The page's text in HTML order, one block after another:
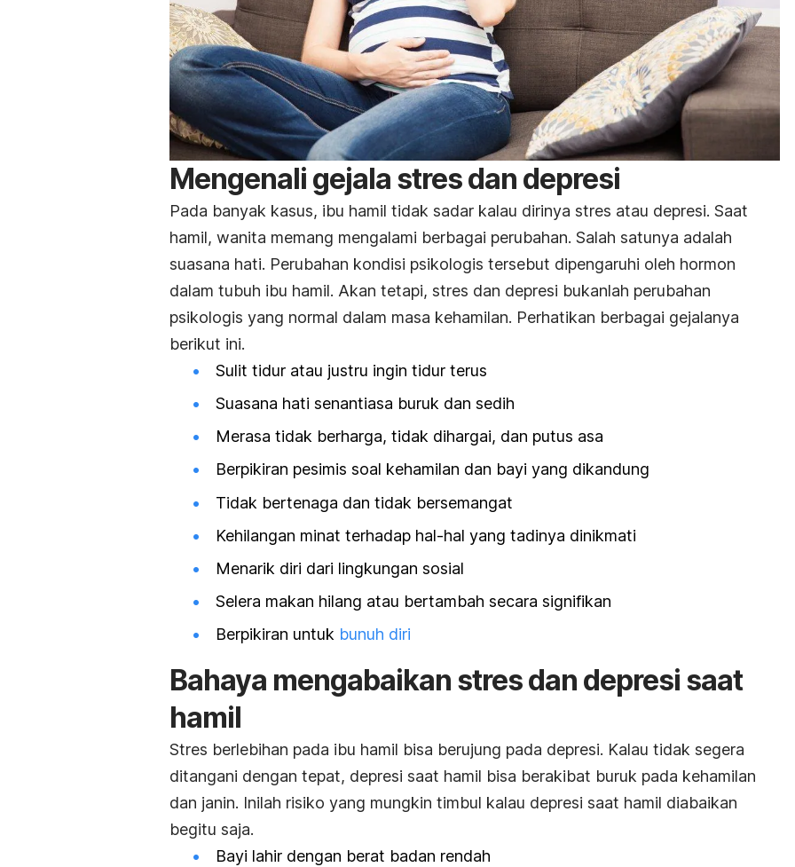
Mengenali gejala stres dan depresi
Pada banyak kasus, ibu hamil tidak sadar kalau dirinya stres atau depresi. Saat
hamil, wanita memang mengalami berbagai perubahan. Salah satunya adalah
suasana hati. Perubahan kondisi psikologis tersebut dipengaruhi oleh hormon
dalam tubuh ibu hamil. Akan tetapi, stres dan depresi bukanlah perubahan
psikologis yang normal dalam masa kehamilan. Perhatikan berbagai gejalanya
berikut ini.
Sulit tidur atau justru ingin tidur terus
Suasana hati senantiasa buruk dan sedih
Merasa tidak berharga, tidak dihargai, dan putus asa
Berpikiran pesimis soal kehamilan dan bayi yang dikandung
Tidak bertenaga dan tidak bersemangat
Kehilangan minat terhadap hal-hal yang tadinya dinikmati
Menarik diri dari lingkungan sosial
Selera makan hilang atau bertambah secara signifikan
Berpikiran untuk bunuh diri
Bahaya mengabaikan stres dan depresi saat
hamil
Stres berlebihan pada ibu hamil bisa berujung pada depresi. Kalau tidak segera
ditangani dengan tepat, depresi saat hamil bisa berakibat buruk pada kehamilan
dan janin. Inilah risiko yang mungkin timbul kalau depresi saat hamil diabaikan
begitu saja.
Bayi lahir dengan berat badan rendah